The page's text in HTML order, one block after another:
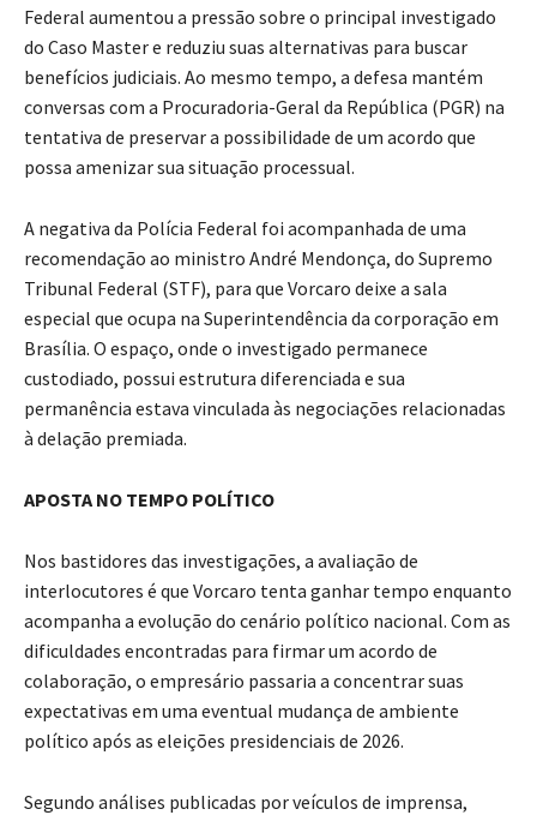
Federal aumentou a pressão sobre o principal investigado
do Caso Master e reduziu suas alternativas para buscar
benefícios judiciais. Ao mesmo tempo, a defesa mantém
conversas com a Procuradoria-Geral da República (PGR) na
tentativa de preservar a possibilidade de um acordo que
possa amenizar sua situação processual.
A negativa da Polícia Federal foi acompanhada de uma
recomendação ao ministro André Mendonça, do Supremo
Tribunal Federal (STF), para que Vorcaro deixe a sala
especial que ocupa na Superintendência da corporação em
Brasília. O espaço, onde o investigado permanece
custodiado, possui estrutura diferenciada e sua
permanência estava vinculada às negociações relacionadas
à delação premiada.
APOSTA NO TEMPO POLÍTICO
Nos bastidores das investigações, a avaliação de
interlocutores é que Vorcaro tenta ganhar tempo enquanto
acompanha a evolução do cenário político nacional. Com as
dificuldades encontradas para firmar um acordo de
colaboração, o empresário passaria a concentrar suas
expectativas em uma eventual mudança de ambiente
político após as eleições presidenciais de 2026.
Segundo análises publicadas por veículos de imprensa,